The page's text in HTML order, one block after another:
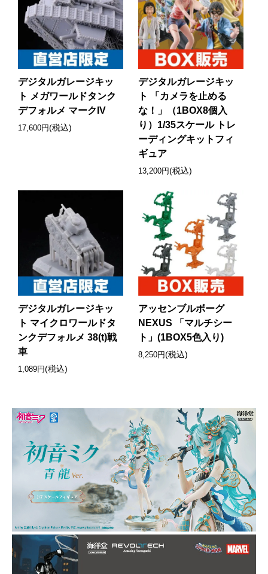
デジタルガレージキッ
ト メガワールドタンク
デフォルメ マークIV
17,600円(税込)
デジタルガレージキッ
ト 「カメラを止める
な！」（1BOX8個入
り）1/35スケール トレ
ーディングキットフィ
ギュア
13,200円(税込)
デジタルガレージキッ
ト マイクロワールドタ
ンクデフォルメ 38(t)戦
車
1,089円(税込)
アッセンブルボーグ
NEXUS 「マルチシー
ト」(1BOX5色入り)
8,250円(税込)